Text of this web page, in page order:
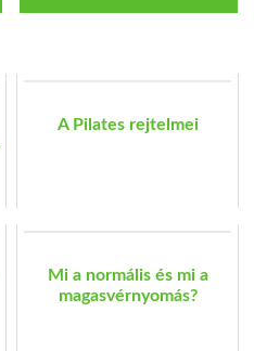
A Pilates rejtelmei
Mi a normális és mi a
magasvérnyomás?